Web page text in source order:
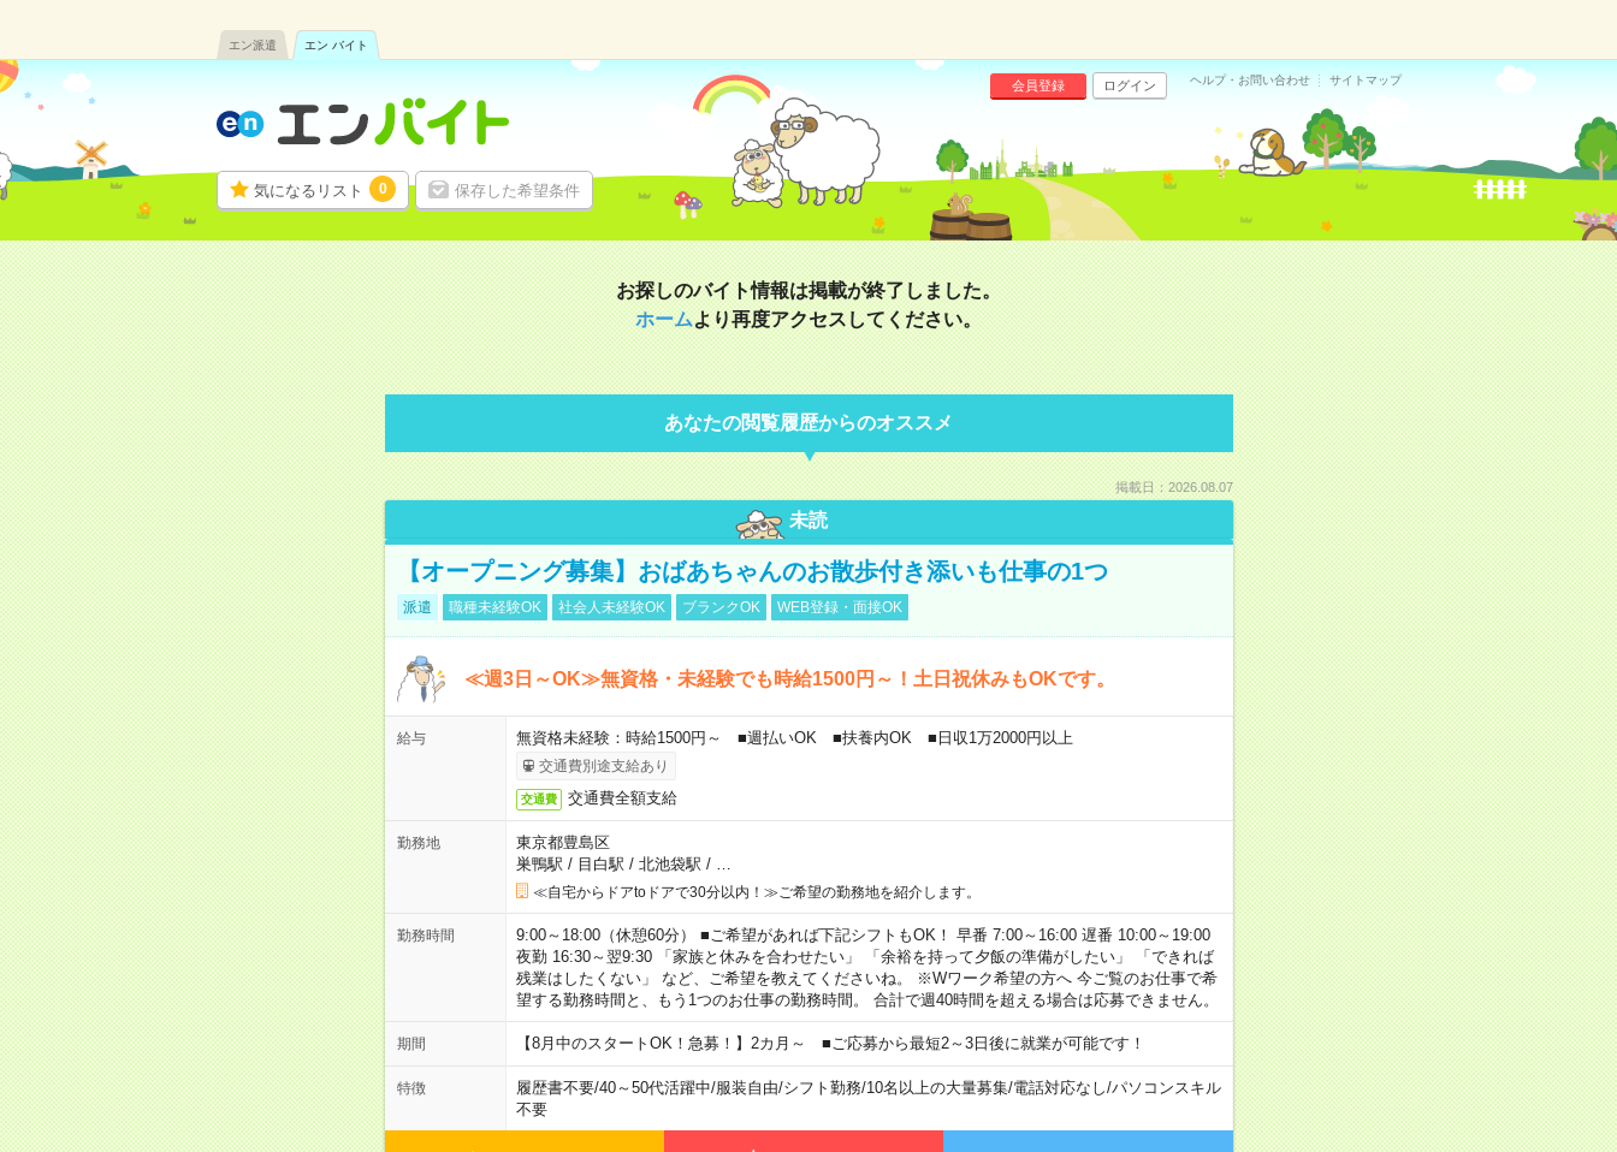
エン派遣 エン バイト
気になるリスト 0 保存した希望条件
会員登録 ログイン ヘルプ・お問い合わせ サイトマップ
お探しのバイト情報は掲載が終了しました。
ホームより再度アクセスしてください。
あなたの閲覧履歴からのオススメ
掲載日：2026.08.07
未読
【オープニング募集】おばあちゃんのお散歩付き添いも仕事の1つ
派遣 職種未経験OK 社会人未経験OK ブランクOK WEB登録・面接OK
≪週3日～OK≫無資格・未経験でも時給1500円～！土日祝休みもOKです。
給与 無資格未経験：時給1500円～ ■週払いOK ■扶養内OK ■日収1万2000円以上
交通費別途支給あり
交通費 交通費全額支給
勤務地
東京都豊島区
巣鴨駅 / 目白駅 / 北池袋駅 / …
≪自宅からドアtoドアで30分以内！≫ご希望の勤務地を紹介します。
勤務時間
9:00～18:00（休憩60分） ■ご希望があれば下記シフトもOK！ 早番 7:00～16:00 遅番 10:00～19:00
夜勤 16:30～翌9:30 「家族と休みを合わせたい」 「余裕を持って夕飯の準備がしたい」 「できれば
残業はしたくない」 など、ご希望を教えてくださいね。 ※Wワーク希望の方へ 今ご覧のお仕事で希
望する勤務時間と、もう1つのお仕事の勤務時間。 合計で週40時間を超える場合は応募できません。
期間 【8月中のスタートOK！急募！】2カ月～ ■ご応募から最短2～3日後に就業が可能です！
特徴 履歴書不要/40～50代活躍中/服装自由/シフト勤務/10名以上の大量募集/電話対応なし/パソコンスキル
不要